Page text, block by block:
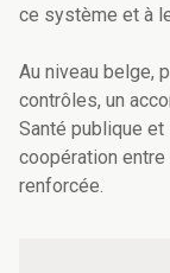
ce système et à
Au niveau belge,
contrôles, un
Santé publique et
coopération
renforcée.